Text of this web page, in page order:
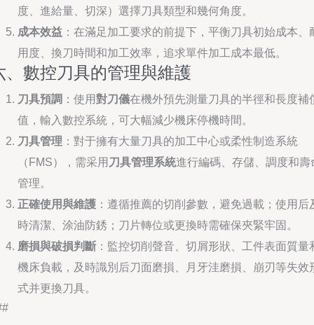
度、進給量、切深）選擇刀具類型和幾何角度。
成本效益 ：在滿足加工要求的前提下，平衡刀具初始成本、
用度、換刀時間和加工效率，追求單件加工成本最低。
、數控刀具的管理與維護
刀具預調 ：使用對刀儀在機外預先測量刀具的半徑和長度補
值，輸入數控系統，可大幅減少機床停機時間。
刀具管理 ：對于擁有大量刀具的加工中心或柔性制造系統
（FMS），需采用 刀具管理系統進行編碼、存儲、調度和壽
管理。
正確使用與維護 ：遵循推薦的切削參數，避免過載；使用后
時清潔、涂油防銹；刀片轉位或更換時需確保夾緊牢固。
磨損與破損判斷：監控切削聲音、切屑形狀、工件表面質量
機床負載，及時識別后刀面磨損、月牙洼磨損、崩刃等失效
式并更換刀具。